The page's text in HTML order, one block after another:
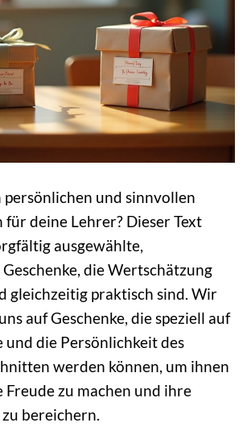
persönlichen und sinnvollen
für deine Lehrer? Dieser Text
ausgewählte,
die Wertschätzung
gleichzeitig praktisch sind. Wir
auf Geschenke, die speziell auf
und die Persönlichkeit des
werden können, um ihnen
Freude zu machen und ihre
bereichern.